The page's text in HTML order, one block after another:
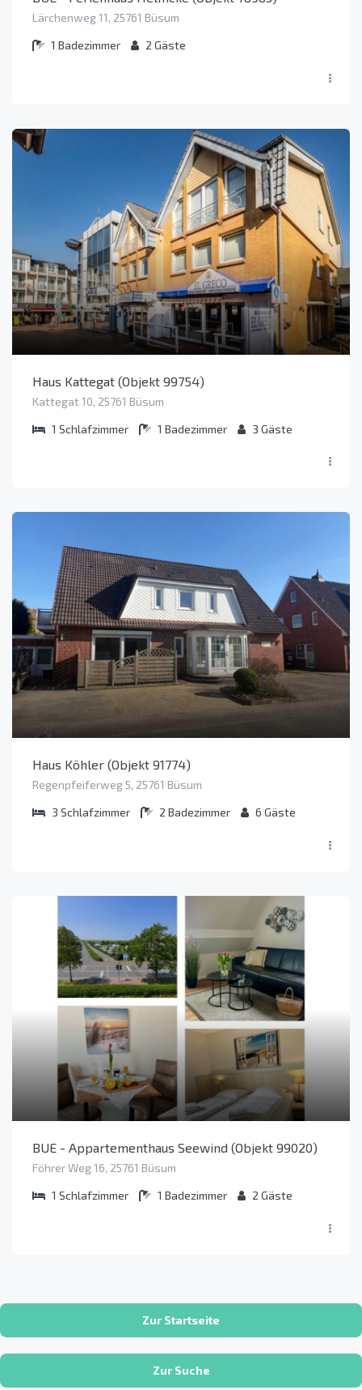
Lärchenweg 11, 25761 Büsum
1 Badezimmer 2 Gäste
Haus Kattegat (Objekt 99754)
Kattegat 10, 25761 Büsum
1 Schlafzimmer 1 Badezimmer 3 Gäste
Haus Köhler (Objekt 91774)
Regenpfeiferweg 5, 25761 Büsum
3 Schlafzimmer 2 Badezimmer 6 Gäste
BUE - Appartementhaus Seewind (Objekt 99020)
Föhrer Weg 16, 25761 Büsum
1 Schlafzimmer 1 Badezimmer 2 Gäste
Zur Startseite
Zur Suche